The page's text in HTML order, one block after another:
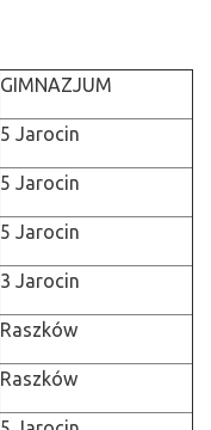
GIMNAZJUM
5 Jarocin
5 Jarocin
5 Jarocin
3 Jarocin
Raszków
Raszków